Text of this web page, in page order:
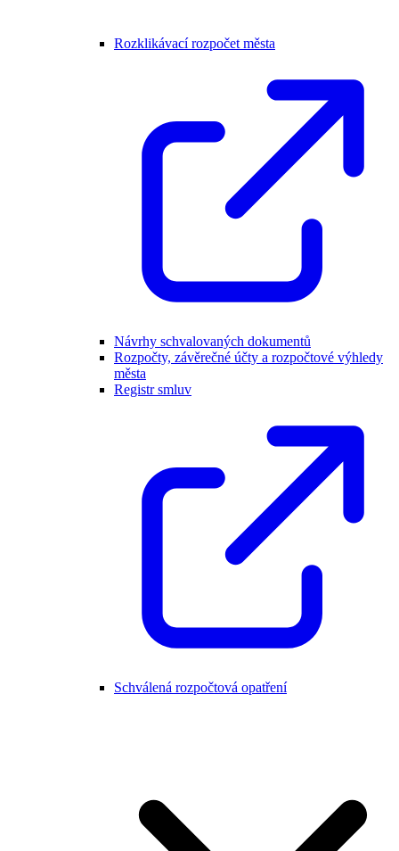
Rozklikávací rozpočet města
Návrhy schvalovaných dokumentů
Rozpočty, závěrečné účty a rozpočtové výhledy
města
Registr smluv
Schválená rozpočtová opatření